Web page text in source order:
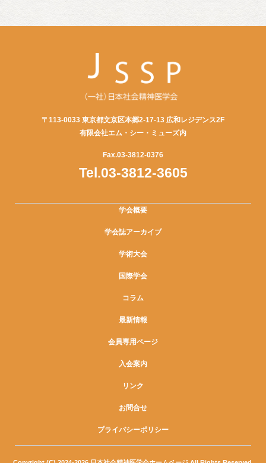
〒113-0033 東京都文京区本郷2-17-13 広和レジデンス2F
有限会社エム・シー・ミューズ内
Fax.03-3812-0376
Tel.03-3812-3605
学会概要
学会誌アーカイブ
学術大会
国際学会
コラム
最新情報
会員専用ページ
入会案内
リンク
お問合せ
プライバシーポリシー